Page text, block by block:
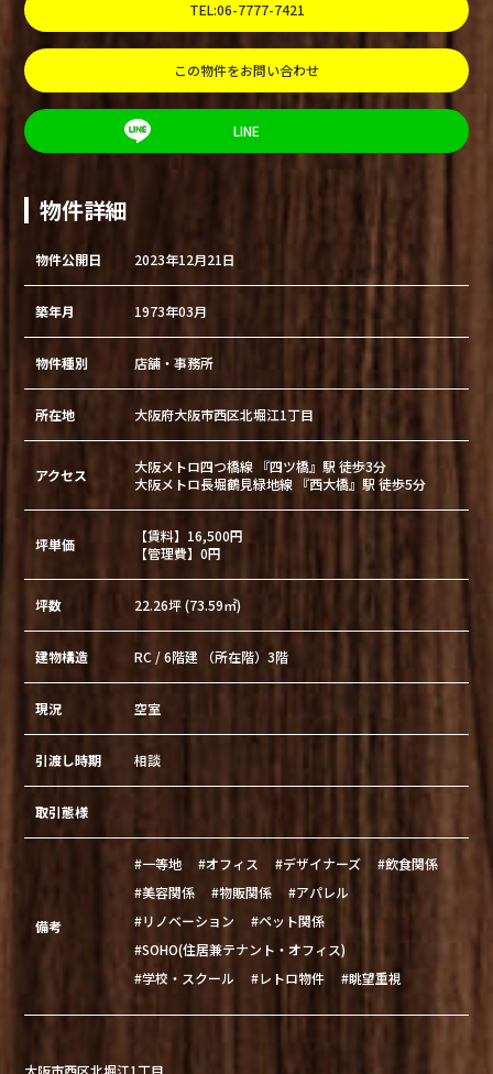
TEL:06-7777-7421
この物件をお問い合わせ
LINE
物件詳細
物件公開日 2023年12月21日
築年月 1973年03月
物件種別 店舗・事務所
所在地 大阪府大阪市西区北堀江1丁目
アクセス
大阪メトロ四つ橋線 『四ツ橋』駅 徒歩3分
大阪メトロ長堀鶴見緑地線 『西大橋』駅 徒歩5分
坪単価
【賃料】16,500円
【管理費】0円
坪数 22.26坪 (73.59㎡)
建物構造 RC / 6階建 （所在階）3階
現況 空室
引渡し時期 相談
取引態様
備考
#一等地 #オフィス #デザイナーズ
#飲食関係
#美容関係
#物販関係
#アパレル
#リノベーション
#ペット関係
#SOHO(住居兼テナント・オフィス)
#学校・スクール
#レトロ物件 #眺望重視
大阪市西区北堀江1丁目